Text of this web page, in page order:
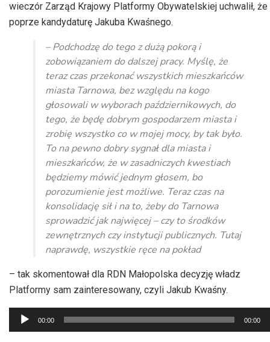
wieczór Zarząd Krajowy Platformy Obywatelskiej uchwalił, że
poprze kandydaturę Jakuba Kwaśnego.
– Podchodzę do tego z dużą pokorą i
zobowiązaniem do dalszej pracy. Myślę, że
teraz czas przekonać wszystkich mieszkańców
miasta Tarnowa, bez względu na kogo
głosowali w wyborach październikowych, do
tego, że będę dobrym gospodarzem miasta i
zrobię wszystko co w mojej mocy, by tak było.
To na pewno dobry sygnał dla miasta i
mieszkańców, że w zasadniczych kwestiach
będziemy mówić jednym głosem, bo
porozumienie jest możliwe. Teraz czas na
konsolidację sił i na to, żeby do Tarnowa
sprowadzić jak najwięcej – czy to środków
zewnętrznych czy instytucji publicznych. Tutaj
naprawdę, wszystkie ręce na pokład
– tak skomentował dla RDN Małopolska decyzję władz
Platformy sam zainteresowany, czyli Jakub Kwaśny.
Odtwarzacz
plików
00:00 00:00